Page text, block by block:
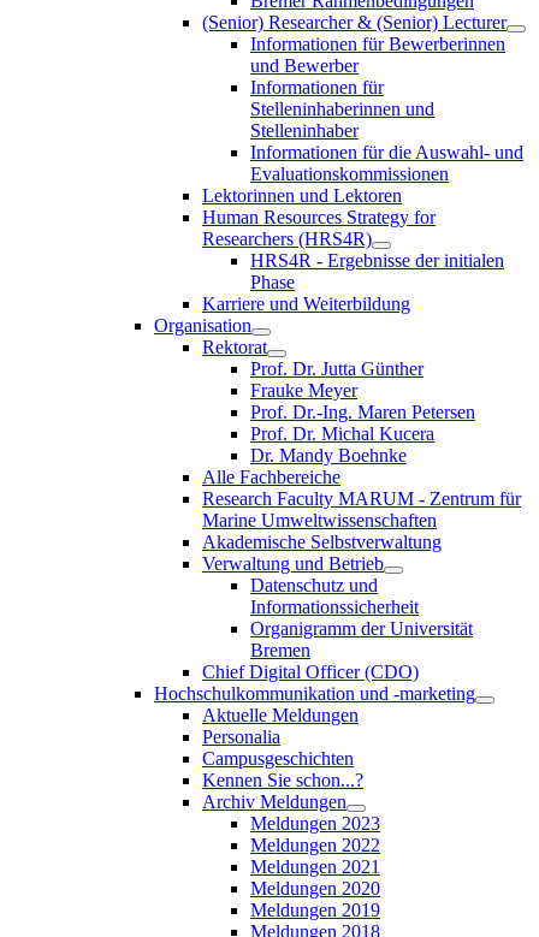
(Senior) Researcher & (Senior) Lecturer
Informationen für Bewerberinnen
und Bewerber
Informationen für
Stelleninhaberinnen und
Stelleninhaber
Informationen für die Auswahl- und
Evaluationskommissionen
Lektorinnen und Lektoren
Human Resources Strategy for
Researchers (HRS4R)
HRS4R - Ergebnisse der initialen
Phase
Karriere und Weiterbildung
Organisation
Rektorat
Prof. Dr. Jutta Günther
Frauke Meyer
Prof. Dr.-Ing. Maren Petersen
Prof. Dr. Michal Kucera
Dr. Mandy Boehnke
Alle Fachbereiche
Research Faculty MARUM - Zentrum für
Marine Umweltwissenschaften
Akademische Selbstverwaltung
Verwaltung und Betrieb
Datenschutz und
Informationssicherheit
Organigramm der Universität
Bremen
Chief Digital Officer (CDO)
Hochschulkommunikation und -marketing
Aktuelle Meldungen
Personalia
Campusgeschichten
Kennen Sie schon...?
Archiv Meldungen
Meldungen 2023
Meldungen 2022
Meldungen 2021
Meldungen 2020
Meldungen 2019
Meldungen 2018